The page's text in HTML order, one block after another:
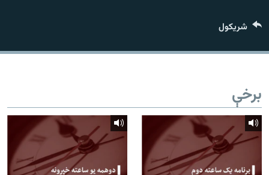
راسره ملګري شئ
د ازادې اروپا/ ازادي راډيو ټولې پاڼې
شريکول
برخې